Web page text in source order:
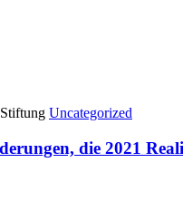
Uncategorized
die 2021